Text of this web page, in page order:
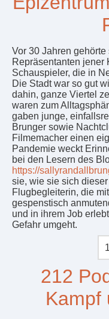
Vor 30 Jahren
Repräsentanten jener
Schauspieler, die in
Die Stadt war so gut
dahin, ganze Viertel
waren zum
gaben junge,
Brunger sowie
Filmemacher einen
Pandemie weckt
bei den Lesern des
https://
sie, wie sie sich
Flugbegleiterin, die
gespenstisch
und in ihrem Job
Gefahr umgeht.
212
Kampf